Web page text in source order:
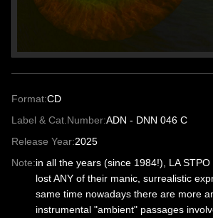
Format:CD
Label & Cat.Number:ADN - DNN 046 C
Release Year:2025
Note:in all the years (since 1984!), LA
lost ANY of their manic, surrealistic
same time nowadays there are more
instrumental "ambient" passages